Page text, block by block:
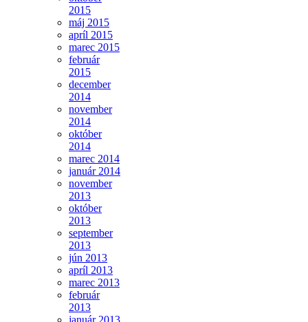
2015
máj 2015
apríl 2015
marec 2015
február
2015
december
2014
november
2014
október
2014
marec 2014
január 2014
november
2013
október
2013
september
2013
jún 2013
apríl 2013
marec 2013
február
2013
január 2013